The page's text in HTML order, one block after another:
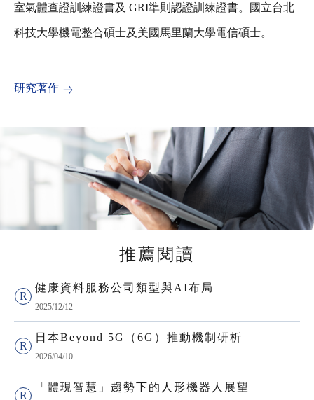
室氣體查證訓練證書及 GRI準則認證訓練證書。國立台北
科技大學機電整合碩士及美國馬里蘭大學電信碩士。
研究著作
推薦閱讀
健康資料服務公司類型與AI布局
2025/12/12
日本Beyond 5G（6G）推動機制研析
2026/04/10
「體現智慧」趨勢下的人形機器人展望